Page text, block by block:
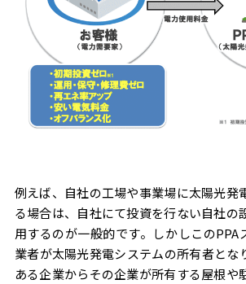
例えば、自社の工場や事業場に太陽光発
る場合は、自社にて投資を行ない自社の
用するのが一般的です。しかしこのPPA
業者が太陽光発電システムの所有者とな
ある企業からその企業が所有する屋根や